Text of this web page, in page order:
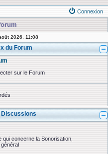
Connexion
2026, 11:08
du Forum
sur le Forum
Discussions
concerne la Sonorisation,